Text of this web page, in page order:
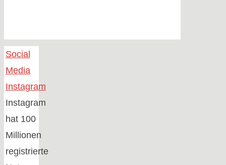
Home
Social
Media
Instagram
Instagram
hat 100
Millionen
registrierte